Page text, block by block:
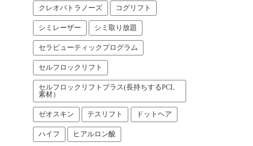
クレオパトラノーズ コグリフト
シミレーザー シミ取り放題
セラピューティックプログラム
セルフロックリフト
セルフロックリフトプラス(長持ちするPCL
素材）
ゼオスキン テスリフト ドットヘア
ハイフ ヒアルロン酸